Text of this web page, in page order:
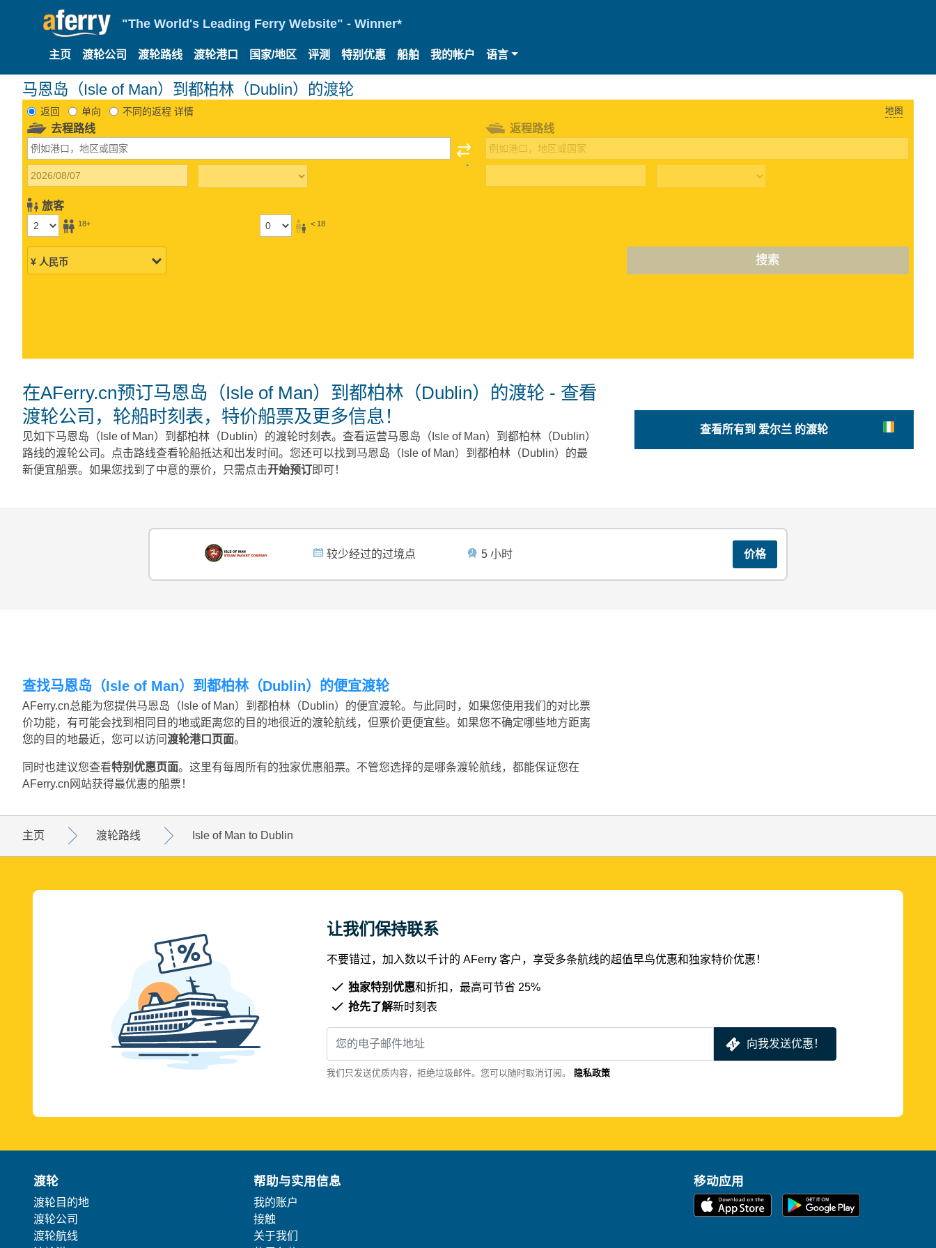
"The World's Leading Ferry Website" - Winner*
主页 渡轮公司 渡轮路线 渡轮港口 国家/地区 评测 特别优惠 船舶 我的帐户 语言
马恩岛（Isle of Man）到都柏林（Dublin）的渡轮
返回 单向 不同的返程 详情 地图
去程路线
旅客
18+ < 18
返程路线
搜索
在AFerry.cn预订马恩岛（Isle of Man）到都柏林（Dublin）的渡轮 - 查看
渡轮公司，轮船时刻表，特价船票及更多信息！
见如下马恩岛（Isle of Man）到都柏林（Dublin）的渡轮时刻表。查看运营马恩岛（Isle of Man）到都柏林（Dublin）
路线的渡轮公司。点击路线查看轮船抵达和出发时间。您还可以找到马恩岛（Isle of Man）到都柏林（Dublin）的最
新便宜船票。如果您找到了中意的票价，只需点击开始预订即可！
查看所有到 爱尔兰 的渡轮
较少经过的过境点 5 小时 价格
查找马恩岛（Isle of Man）到都柏林（Dublin）的便宜渡轮
AFerry.cn总能为您提供马恩岛（Isle of Man）到都柏林（Dublin）的便宜渡轮。与此同时，如果您使用我们的对比票
价功能，有可能会找到相同目的地或距离您的目的地很近的渡轮航线，但票价更便宜些。如果您不确定哪些地方距离
您的目的地最近，您可以访问渡轮港口页面。
同时也建议您查看特别优惠页面。这里有每周所有的独家优惠船票。不管您选择的是哪条渡轮航线，都能保证您在
AFerry.cn网站获得最优惠的船票！
主页 渡轮路线 Isle of Man to Dublin
让我们保持联系
不要错过，加入数以千计的 AFerry 客户，享受多条航线的超值早鸟优惠和独家特价优惠！
独家特别优惠和折扣，最高可节省 25%
抢先了解新时刻表
向我发送优惠！
我们只发送优质内容，拒绝垃圾邮件。您可以随时取消订阅。 隐私政策
渡轮
渡轮目的地
渡轮公司
渡轮航线
帮助与实用信息
我的账户
接触
关于我们
移动应用